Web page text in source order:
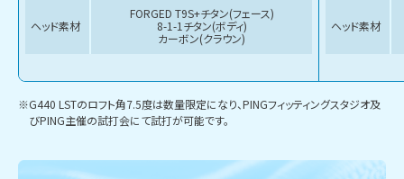
ヘッド素材
FORGED T9S+チタン(フェース)
8-1-1チタン(ボディ)
カーボン(クラウン)
ヘッド素材
※G440 LSTのロフト角7.5度は数量限定になり、PINGフィッティングスタジオ及
びPING主催の試打会にて試打が可能です。